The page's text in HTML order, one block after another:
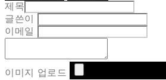
제목
글쓴이
이메일
이미지 업로드